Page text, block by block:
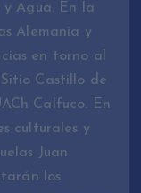
Agua. En la
Alemania y
en torno al
Castillo de
Calfuco. En
culturales y
Juan
los